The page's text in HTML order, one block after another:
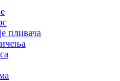
пливача